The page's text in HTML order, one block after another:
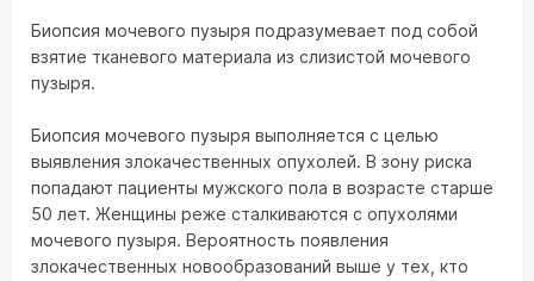
Биопсия мочевого пузыря подразумевает под собой
взятие тканевого материала из слизистой мочевого
пузыря.
Биопсия мочевого пузыря выполняется с целью
выявления злокачественных опухолей. В зону риска
попадают пациенты мужского пола в возрасте старше
50 лет. Женщины реже сталкиваются с опухолями
мочевого пузыря. Вероятность появления
злокачественных новообразований выше у тех, кто